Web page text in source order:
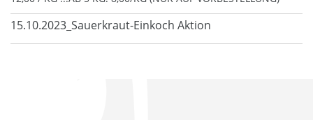
15.10.2023_Sauerkraut-Einkoch Aktion